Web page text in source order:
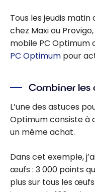
Tous les jeudis matin
chez Maxi ou
mobile PC Optimum
PC Optimum pour
Combiner les
L’une des astuces
Optimum consiste à
un même achat.
Dans cet exemple,
œufs : 3 000 points
plus sur tous les